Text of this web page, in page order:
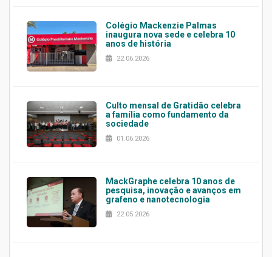
Colégio Mackenzie Palmas
inaugura nova sede e celebra 10
anos de história
22.06.2026
Culto mensal de Gratidão celebra
a família como fundamento da
sociedade
01.06.2026
MackGraphe celebra 10 anos de
pesquisa, inovação e avanços em
grafeno e nanotecnologia
22.05.2026